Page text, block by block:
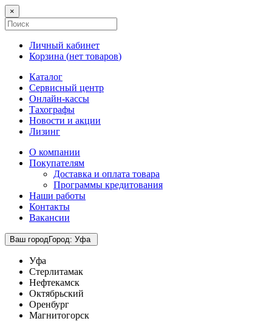
×
Личный кабинет
Корзина (нет товаров)
Каталог
Сервисный центр
Онлайн-кассы
Тахографы
Новости и акции
Лизинг
О компании
Покупателям
Доставка и оплата товара
Программы кредитования
Наши работы
Контакты
Вакансии
Ваш городГород: Уфа
Уфа
Стерлитамак
Нефтекамск
Октябрьский
Оренбург
Магнитогорск